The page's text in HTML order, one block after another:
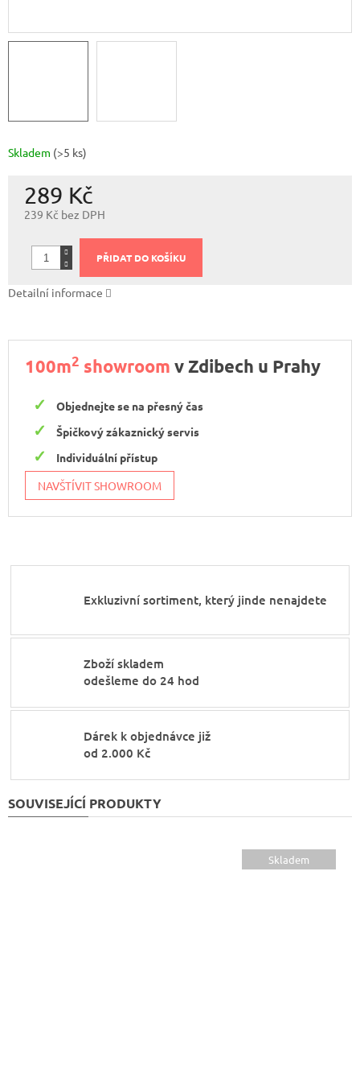
289 Kč
239 Kč bez DPH
cena:
Skladem (>5 ks)
PŘIDAT DO KOŠÍKU
Detailní informace
100m2 showroom v Zdibech u Prahy
Objednejte se na přesný čas
Špičkový zákaznický servis
Individuální přístup
NAVŠTÍVIT SHOWROOM
Exkluzivní sortiment, který jinde nenajdete
Zboží skladem
odešleme do 24 hod
Dárek k objednávce již
od 2.000 Kč
SOUVISEJÍCÍ PRODUKTY
Skladem